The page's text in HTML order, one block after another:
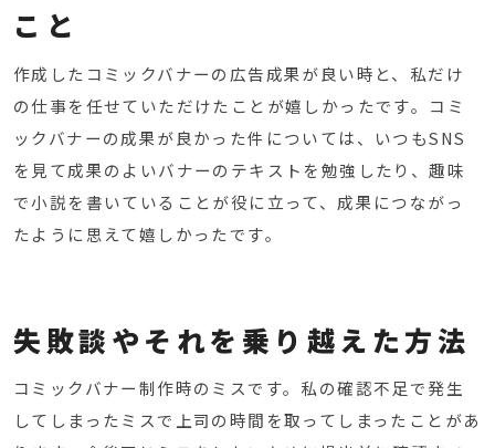
こと
作成したコミックバナーの広告成果が良い時と、私だけ
の仕事を任せていただけたことが嬉しかったです。 コミ
ックバナーの成果が良かった件については、いつもSNS
を見て成果のよいバナーのテキストを勉強したり、趣味
で小説を書いていることが役に立って、成果につながっ
たように思えて嬉しかったです。
失敗談やそれを乗り越えた方法
コミックバナー制作時のミスです。 私の確認不足で発生
してしまったミスで上司の時間を取ってしまったことがあ